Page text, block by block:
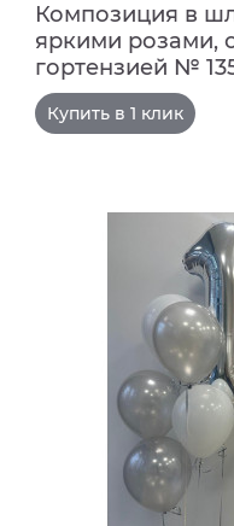
Композиция в
яркими розами,
гортензией №
Купить в 1 клик